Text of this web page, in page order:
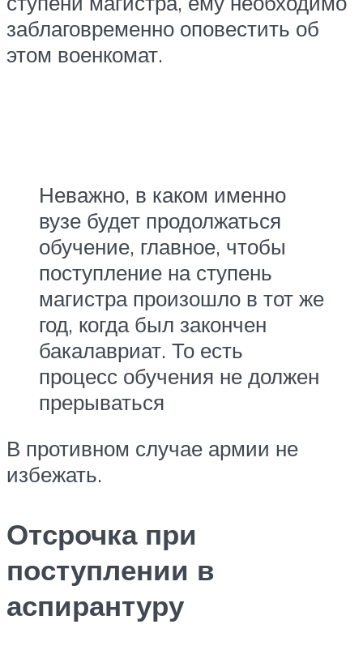
заблаговременно оповестить об
этом военкомат.
Неважно, в каком именно
вузе будет продолжаться
обучение, главное, чтобы
поступление на ступень
магистра произошло в тот же
год, когда был закончен
бакалавриат. То есть
процесс обучения не должен
прерываться
В противном случае армии не
избежать.
Отсрочка при
поступлении в
аспирантуру